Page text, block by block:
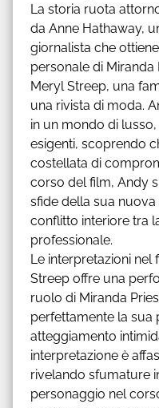
La storia ruota
da Anne Hathaway,
giornalista che
personale di Miranda
Meryl Streep, una
una rivista di moda.
in un mondo di
esigenti, scoprendo
costellata di
corso del film, Andy
sfide della sua
conflitto interiore tra
professionale.
Le interpretazioni nel
Streep offre una
ruolo di Miranda
perfettamente la sua
atteggiamento
interpretazione è
rivelando sfumature
personaggio nel